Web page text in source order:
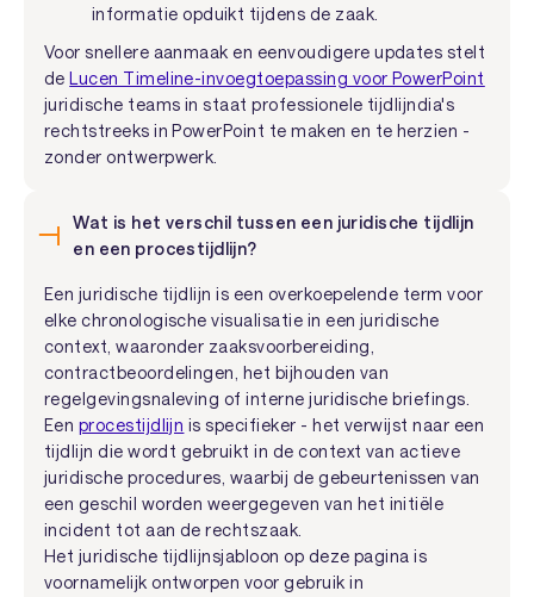
informatie opduikt tijdens de zaak.
Voor snellere aanmaak en eenvoudigere updates stelt
deLucen Timeline-invoegtoepassing voor PowerPoint
juridische teams in staat professionele tijdlijndia's
rechtstreeks in PowerPoint te maken en te herzien -
zonder ontwerpwerk.
Wat is het verschil tussen een juridische tijdlijn
en een procestijdlijn?
Een juridische tijdlijn is een overkoepelende term voor
elke chronologische visualisatie in een juridische
context, waaronder zaaksvoorbereiding,
contractbeoordelingen, het bijhouden van
regelgevingsnaleving of interne juridische briefings.
Een procestijdlijn is specifieker - het verwijst naar een
tijdlijn die wordt gebruikt in de context van actieve
juridische procedures, waarbij de gebeurtenissen van
een geschil worden weergegeven van het initiële
incident tot aan de rechtszaak.
Het juridische tijdlijnsjabloon op deze pagina is
voornamelijk ontworpen voor gebruik in